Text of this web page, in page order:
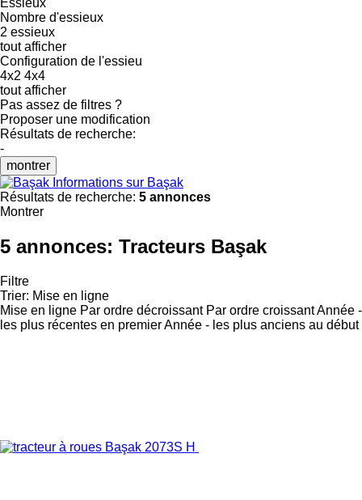
Nombre d'essieux
2 essieux
tout afficher
Configuration de l'essieu
4x2 4x4
tout afficher
Pas assez de filtres ?
Proposer une modification
Résultats de recherche:
-
montrer
Informations sur Başak
Résultats de recherche: 5 annonces
Montrer
5 annonces: Tracteurs Başak
Filtre
Trier: Mise en ligne
Mise en ligne Par ordre décroissant Par ordre croissantAnnée -
les plus récentes en premierAnnée - les plus anciens au début